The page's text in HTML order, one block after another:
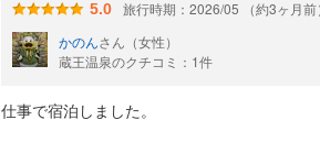
5.0
旅行時期：2026/05 （約3ヶ月前
かのんさん（女性）
蔵王温泉のクチコミ：1件
仕事で宿泊しました。